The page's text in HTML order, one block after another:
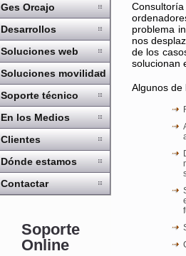
Ges Orcajo
Desarrollos
Soluciones web
Soluciones movilidad
Soporte técnico
En los Medios
Clientes
Dónde estamos
Contactar
Soporte
Online
problema
nos
de los
solucionan
Algunos de